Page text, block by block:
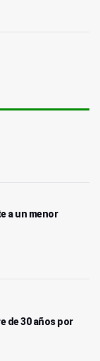
a un menor
de 30 años por